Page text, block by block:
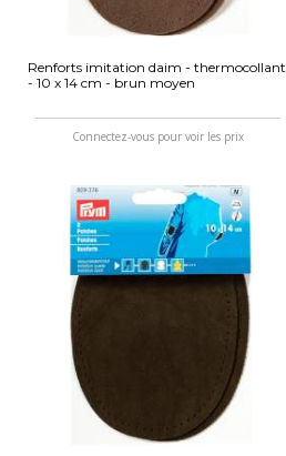
Renforts imitation daim - thermocollant
- 10 x 14 cm - brun moyen
Connectez-vous pour voir les prix